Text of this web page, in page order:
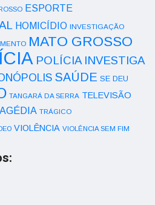
ESPORTE
HOMICÍDIO INVESTIGAÇÃO
MATO GROSSO
POLÍCIA INVESTIGA
SAÚDE SE DEU
TANGARÁ DA SERRA TELEVISÃO
TRÁGICO
VIOLÊNCIA VIOLÊNCIA SEM FIM